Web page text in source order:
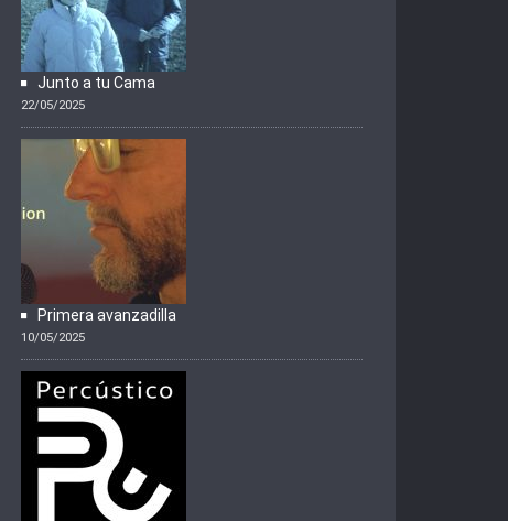
Junto a tu Cama
22/05/2025
Primera avanzadilla
10/05/2025